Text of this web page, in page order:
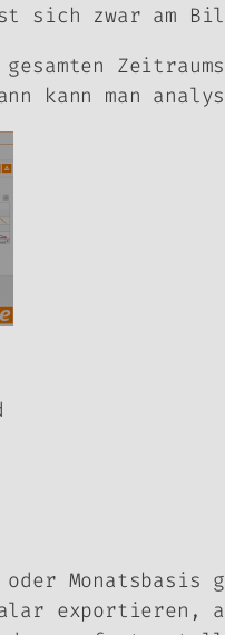
sich zwar am
gesamten
kann man
oder
exportieren,